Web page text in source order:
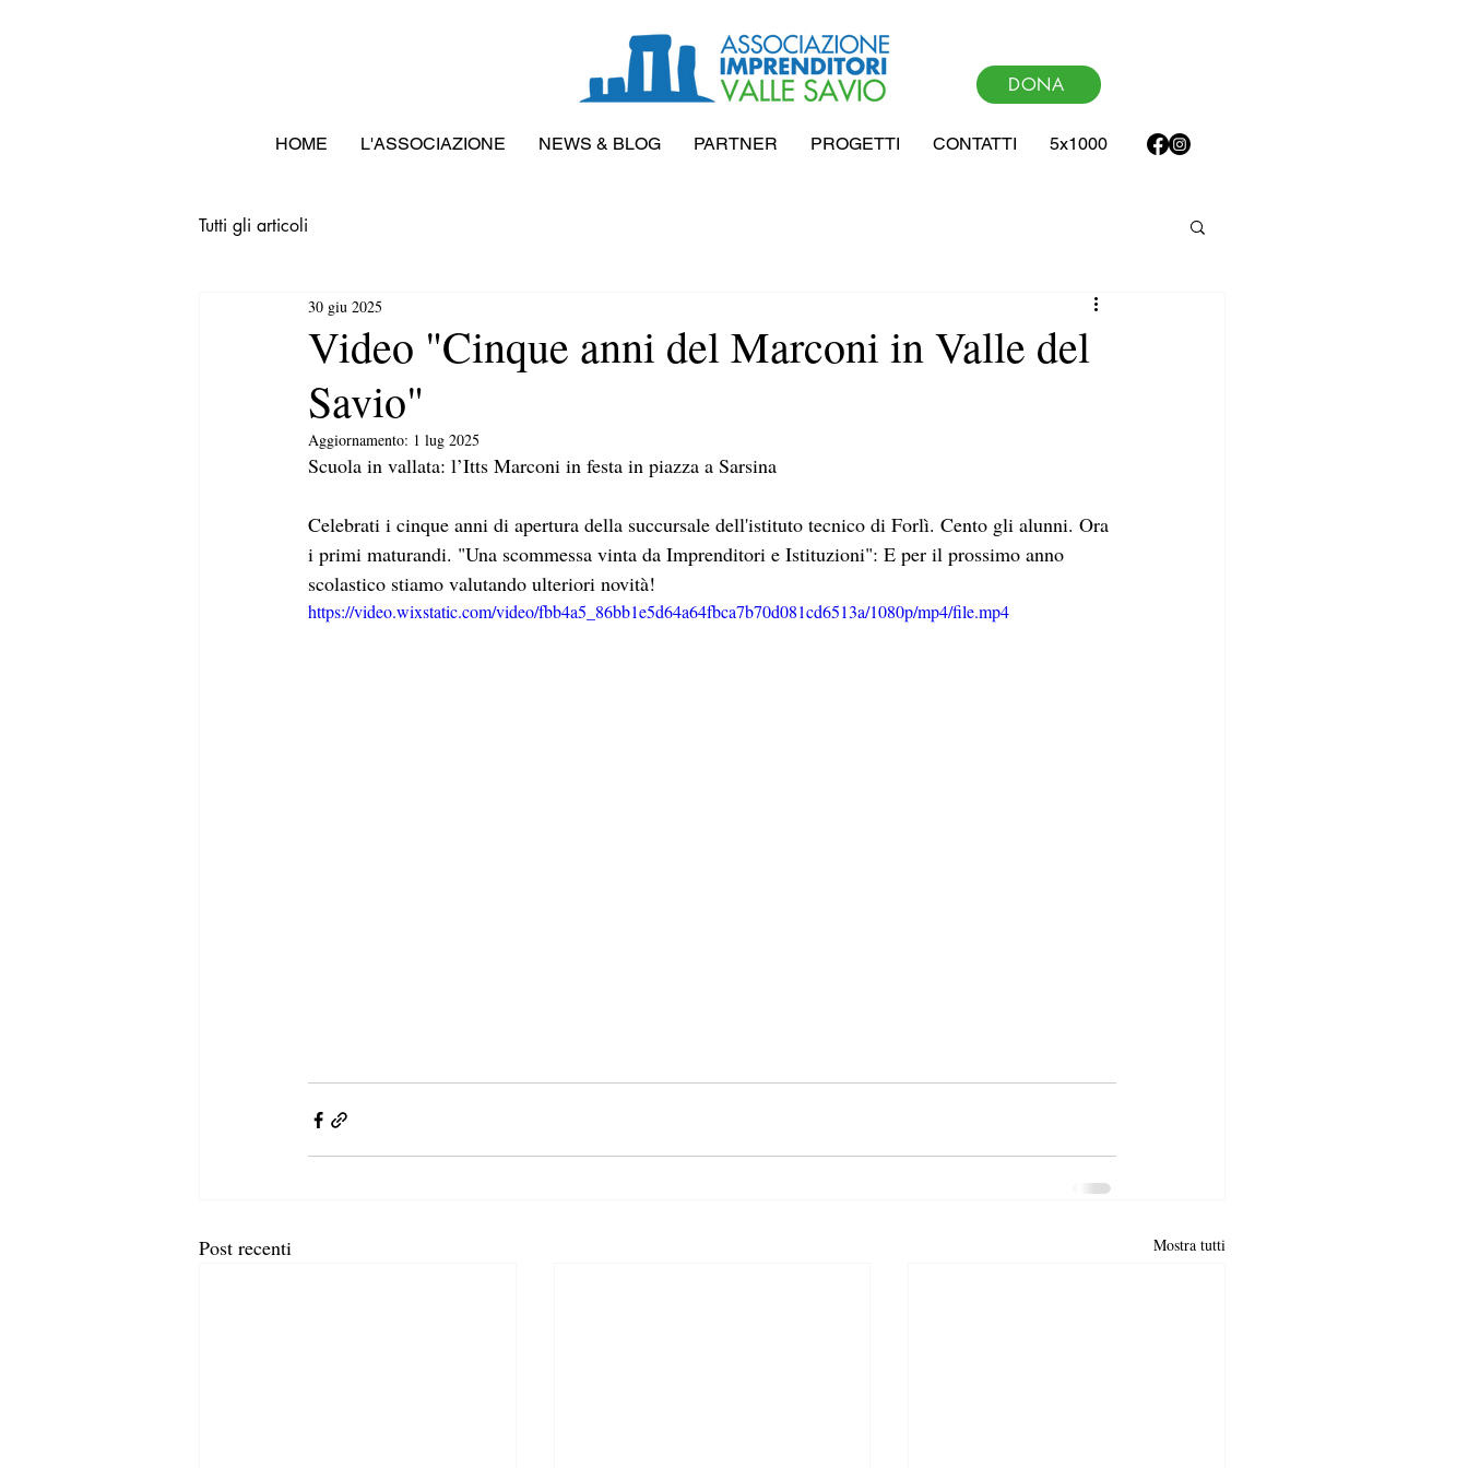
DONA
HOME L'ASSOCIAZIONE NEWS & BLOG PARTNER PROGETTI CONTATTI 5x1000
Tutti gli articoli
Video "Cinque anni del Marconi in Valle del
Savio"
30 giu 2025
Aggiornamento: 1 lug 2025
Scuola in vallata: l’Itts Marconi in festa in piazza a Sarsina
Celebrati i cinque anni di apertura della succursale dell'istituto tecnico di Forlì. Cento gli alunni. Ora
i primi maturandi. "Una scommessa vinta da Imprenditori e Istituzioni": E per il prossimo anno
scolastico stiamo valutando ulteriori novità!
https://video.wixstatic.com/video/fbb4a5_86bb1e5d64a64fbca7b70d081cd6513a/1080p/mp4/file.mp4
Post recenti Mostra tutti